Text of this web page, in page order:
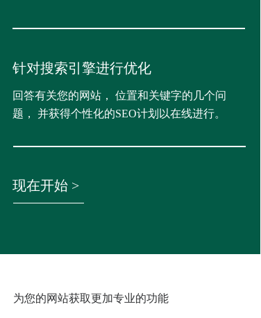
针对搜索引擎进行优化
回答有关您的网站， 位置和关键字的几个问
题， 并获得个性化的SEO计划以在线进行。
现在开始 >
为您的网站获取更加专业的功能